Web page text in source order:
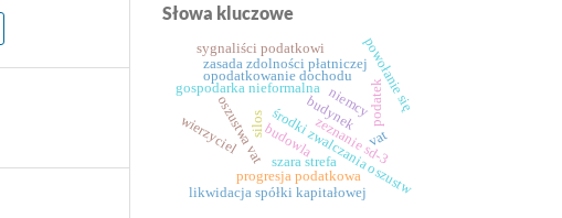
Słowa kluczowe
oszustwa vat szara strefa
gospodarka nieformalna
środki zwalczania oszustw
opodatkowanie dochodu
progresja podatkowa
zasada zdolności płatniczej
budynek
budowla
silos
sygnaliści podatkowi
niemcypodatek
likwidacja spółki kapitałowej
powołanie się
zeznanie sd-3
wierzyciel vat